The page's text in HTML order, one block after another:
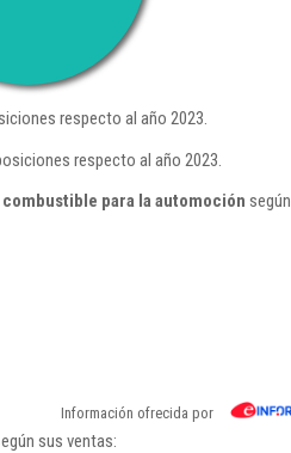
respecto al año 2023.
respecto al año 2023.
para la automoción según
Información ofrecida por
sus ventas: